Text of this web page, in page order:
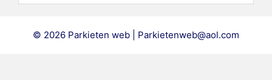
© 2026 Parkieten web | Parkietenweb@aol.com